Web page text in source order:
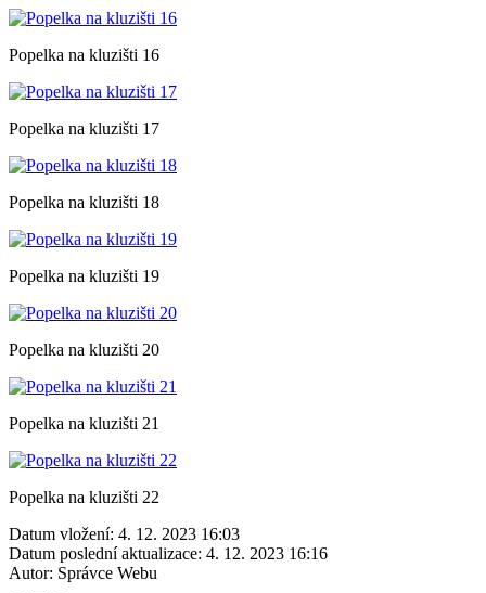
Popelka na kluzišti 16
Popelka na kluzišti 17
Popelka na kluzišti 18
Popelka na kluzišti 19
Popelka na kluzišti 20
Popelka na kluzišti 21
Popelka na kluzišti 22
Datum vložení: 4. 12. 2023 16:03
Datum poslední aktualizace: 4. 12. 2023 16:16
Autor: Správce Webu